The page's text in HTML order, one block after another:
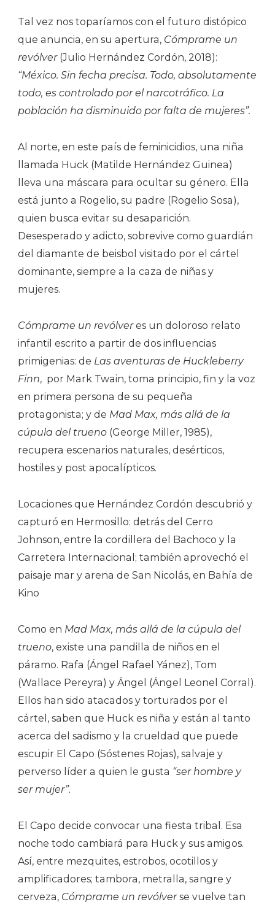
Tal vez nos toparíamos con el futuro distópico
que anuncia, en su apertura, Cómprame un
revólver(Julio Hernández Cordón, 2018):
“México. Sin fecha precisa. Todo, absolutamente
todo, es controlado por el narcotráfico. La
población ha disminuido por falta de mujeres”.
Al norte, en este país de feminicidios, una niña
llamada Huck (Matilde Hernández Guinea)
lleva una máscara para ocultar su género. Ella
está junto a Rogelio, su padre (Rogelio Sosa),
quien busca evitar su desaparición.
Desesperado y adicto, sobrevive como guardián
del diamante de beisbol visitado por el cártel
dominante, siempre a la caza de niñas y
mujeres.
Cómprame un revólveres un doloroso relato
infantil escrito a partir de dos influencias
primigenias: de Las aventuras de Huckleberry
Finn, por Mark Twain, toma principio, fin y la voz
en primera persona de su pequeña
protagonista; y de Mad Max, más allá de la
cúpula del trueno (George Miller, 1985),
recupera escenarios naturales, desérticos,
hostiles y post apocalípticos.
Locaciones que Hernández Cordón descubrió y
capturó en Hermosillo: detrás del Cerro
Johnson, entre la cordillera del Bachoco y la
Carretera Internacional; también aprovechó el
paisaje mar y arena de San Nicolás, en Bahía de
Kino
Como en Mad Max, más allá de la cúpula del
trueno, existe una pandilla de niños en el
páramo. Rafa (Ángel Rafael Yánez), Tom
(Wallace Pereyra) y Ángel (Ángel Leonel Corral).
Ellos han sido atacados y torturados por el
cártel, saben que Huck es niña y están al tanto
acerca del sadismo y la crueldad que puede
escupir El Capo (Sóstenes Rojas), salvaje y
perverso líder a quien le gusta “ser hombre y
ser mujer”.
El Capo decide convocar una fiesta tribal. Esa
noche todo cambiará para Huck y sus amigos.
Así, entre mezquites, estrobos, ocotillos y
amplificadores; tambora, metralla, sangre y
cerveza, Cómprame un revólverse vuelve tan